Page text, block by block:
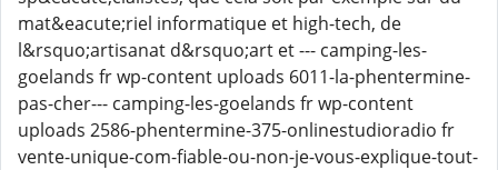
mat&eacute;riel informatique et high-tech, de
l&rsquo;artisanat d&rsquo;art et --- camping-les-
goelands fr wp-content uploads 6011-la-phentermine-
pas-cher--- camping-les-goelands fr wp-content
uploads 2586-phentermine-375-onlinestudioradio fr
vente-unique-com-fiable-ou-non-je-vous-explique-tout-